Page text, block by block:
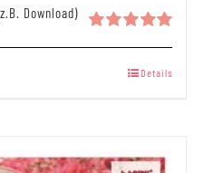
Bewertet
Download)
Details